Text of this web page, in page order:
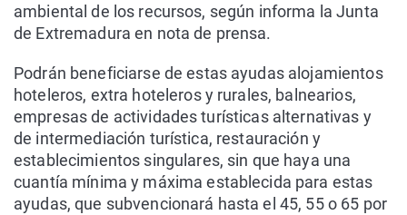
ambiental de los recursos, según informa la Junta
de Extremadura en nota de prensa.
Podrán beneficiarse de estas ayudas alojamientos
hoteleros, extra hoteleros y rurales, balnearios,
empresas de actividades turísticas alternativas y
de intermediación turística, restauración y
establecimientos singulares, sin que haya una
cuantía mínima y máxima establecida para estas
ayudas, que subvencionará hasta el 45, 55 o 65 por